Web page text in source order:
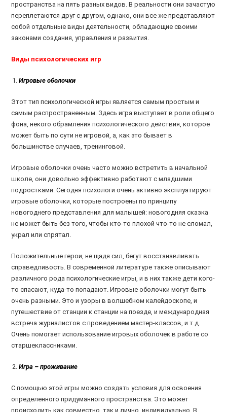
пространства на пять разных видов. В реальности они зачастую
переплетаются друг с другом, однако, они все же представляют
собой отдельные виды деятельности, обладающие своими
законами создания, управления и развития.
Виды психологических игр
Игровые оболочки
Этот тип психологической игры является самым простым и
самым распространенным. Здесь игра выступает в роли общего
фона, некого обрамления психологического действия, которое
может быть по сути не игровой, а, как это бывает в
большинстве случаев, тренинговой.
Игровые оболочки очень часто можно встретить в начальной
школе, они довольно эффективно работают с младшими
подростками. Сегодня психологи очень активно эксплуатируют
игровые оболочки, которые построены по принципу
новогоднего представления для малышей: новогодняя сказка
не может быть без того, чтобы кто-то плохой что-то не сломал,
украл или спрятал.
Положительные герои, не щадя сил, бегут восстанавливать
справедливость. В современной литературе также описывают
различного рода психологические игры, и в них также дети кого-
то спасают, куда-то попадают. Игровые оболочки могут быть
очень разными. Это и узоры в волшебном калейдоскопе, и
путешествие от станции к станции на поезде, и международная
встреча журналистов с проведением мастер-классов, и т.д.
Очень помогает использование игровых оболочек в работе со
старшеклассниками.
Игра – проживание
С помощью этой игры можно создать условия для освоения
определенного придуманного пространства. Это может
происходить как совместно, так и лично, индивидуально. В